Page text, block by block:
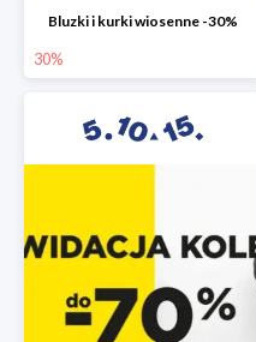
Bluzki i kurki wiosenne -30%
30%